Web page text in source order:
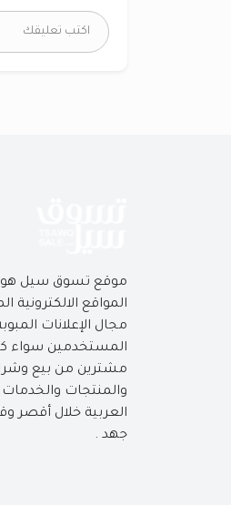
موقع تسوق سيل هو
المواقع
مجال الإعلانات
المستخدمين سواء
مشترين من بيع
والمنتجات
العربية خلال أقصر
جهد .